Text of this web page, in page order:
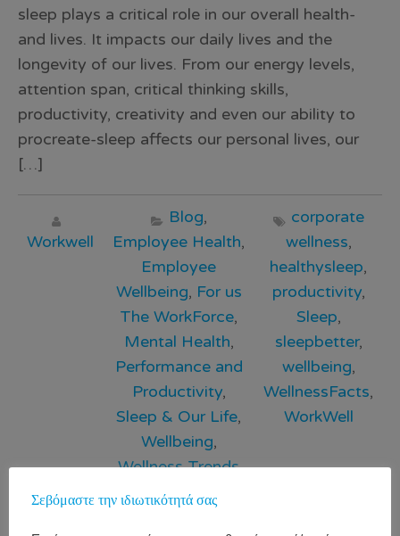
sleep plays a critical role in our overall health-
and lives. It impacts our daily lives and the
longevity of our lives. From our energy levels,
attention span, critical thinking skills,
productivity, creativity and even our ability to
procreate-sleep affects our personal lives, our
[…]
Workwell
Blog,
Employee Health,
Employee
Wellbeing, For us
The WorkForce,
Mental Health,
Performance and
Productivity,
Sleep & Our Life,
Wellbeing,
Wellness Trends
& Facts
corporate
wellness,
healthysleep,
productivity,
Sleep,
sleepbetter,
wellbeing,
WellnessFacts,
WorkWell
Σεβόμαστε την ιδιωτικότητά σας